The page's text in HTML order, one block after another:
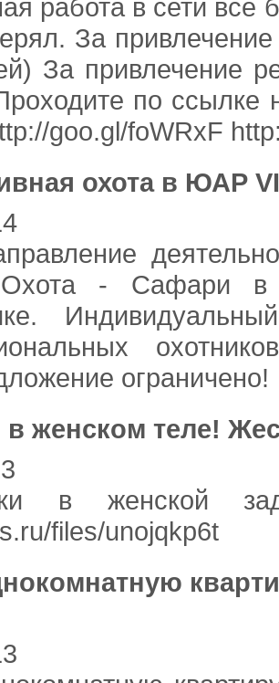
работа в сети
За
За привлечение
по
goo.gl/foWRxF
охота в ЮАР
- Сафари в
ограничено!
в женском теле!
в женской
files/unojqkp6t